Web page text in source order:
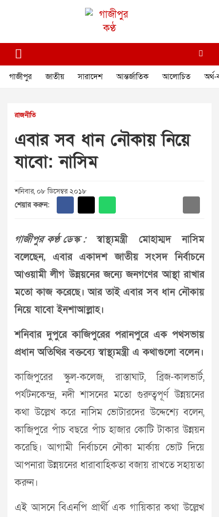
গাজীপুর কণ্ঠ
গাজীপুর জাতীয় সারাদেশ আন্তর্জাতিক আলোচিত অর্থ-
রাজনীতি
এবার সব ধান নৌকায় নিয়ে
যাবো: নাসিম
শনিবার, ০৮ ডিসেম্বর ২০১৮
শেয়ার করুন:
গাজীপুর কণ্ঠ ডেস্ক :স্বাস্থ্যমন্ত্রী মোহাম্মদ নাসিম
বলেছেন, এবার একাদশ জাতীয় সংসদ নির্বাচনে
আওয়ামী লীগ উন্নয়নের জন্যে জনগণের আস্থা রাখার
মতো কাজ করেছে। আর তাই এবার সব ধান নৌকায়
নিয়ে যাবো ইনশাআল্লাহ।
শনিবার দুপুরে কাজিপুরের পরানপুরে এক পথসভায়
প্রধান অতিথির বক্তব্যে স্বাস্থ্যমন্ত্রী এ কথাগুলো বলেন।
কাজিপুরের স্কুল-কলেজ, রাস্তাঘাট, ব্রিজ-কালভার্ট,
পর্যটনকেন্দ্র, নদী শাসনের মতো গুরুত্বপূর্ণ উন্নয়নের
কথা উল্লেখ করে নাসিম ভোটারদের উদ্দেশ্যে বলেন,
কাজিপুরে পাঁচ বছরে পাঁচ হাজার কোটি টাকার উন্নয়ন
করেছি। আগামী নির্বাচনে নৌকা মার্কায় ভোট দিয়ে
আপনারা উন্নয়নের ধারাবাহিকতা বজায় রাখতে সহায়তা
করুন।
এই আসনে বিএনপি প্রার্থী এক গায়িকার কথা উল্লেখ